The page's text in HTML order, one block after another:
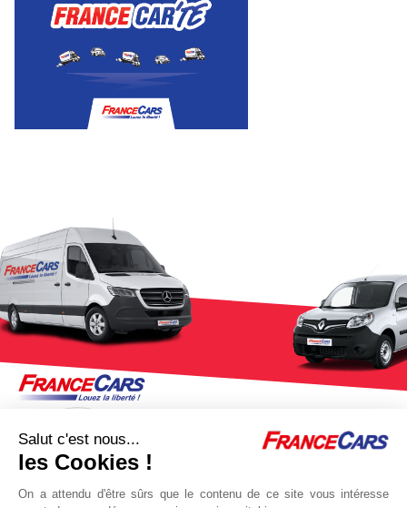
Salut c'est nous...
les Cookies !
On a attendu d'être sûrs que le contenu de ce site vous intéresse